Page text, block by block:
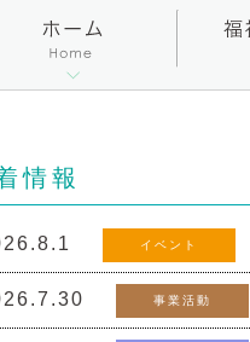
情報
イベント
事業活動